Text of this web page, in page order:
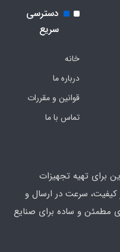
دسترسی
سریع
خانه
درباره ما
قوانین و مقررات
تماس با ما
برای تهیه تجهیزات
کیفیت، سرعت در ارسال و
مطمئن و ساده برای صنایع